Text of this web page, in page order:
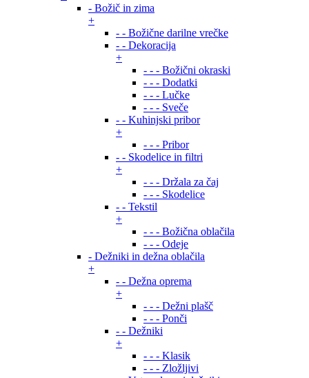
- Božič in zima
+
- - Božične darilne vrečke
- - Dekoracija
+
- - - Božični okraski
- - - Dodatki
- - - Lučke
- - - Sveče
- - Kuhinjski pribor
+
- - - Pribor
- - Skodelice in filtri
+
- - - Držala za čaj
- - - Skodelice
- - Tekstil
+
- - - Božična oblačila
- - - Odeje
- Dežniki in dežna oblačila
+
- - Dežna oprema
+
- - - Dežni plašč
- - - Ponči
- - Dežniki
+
- - - Klasik
- - - Zložljivi